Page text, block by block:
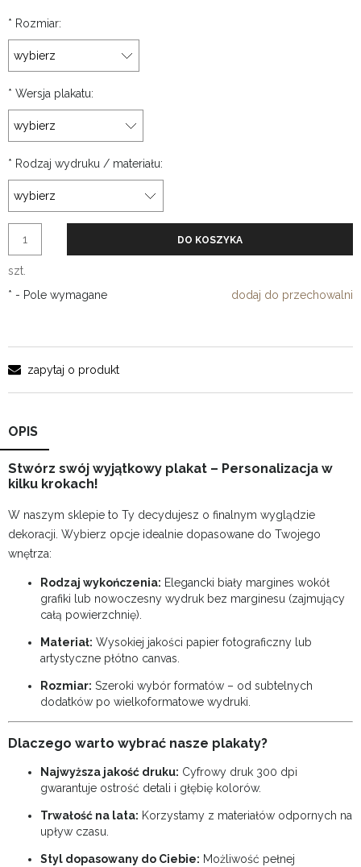
* Rozmiar:
* Wersja plakatu:
* Rodzaj wydruku / materiału:
szt.
DO KOSZYKA
dodaj do przechowalni
* - Pole wymagane
zapytaj o produkt
OPIS
Stwórz swój wyjątkowy plakat – Personalizacja w
kilku krokach!
W naszym sklepie to Ty decydujesz o finalnym wyglądzie
dekoracji. Wybierz opcje idealnie dopasowane do Twojego
wnętrza:
Rodzaj wykończenia: Elegancki biały margines wokół
grafiki lub nowoczesny wydruk bez marginesu (zajmujący
całą powierzchnię).
Materiał: Wysokiej jakości papier fotograficzny lub
artystyczne płótno canvas.
Rozmiar: Szeroki wybór formatów – od subtelnych
dodatków po wielkoformatowe wydruki.
Dlaczego warto wybrać nasze plakaty?
Najwyższa jakość druku: Cyfrowy druk 300 dpi
gwarantuje ostrość detali i głębię kolorów.
Trwałość na lata: Korzystamy z materiałów odpornych na
upływ czasu.
Styl dopasowany do Ciebie: Możliwość pełnej